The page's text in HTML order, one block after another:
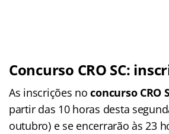
Concurso CRO SC:
As inscrições no concurso CRO
partir das 10 horas desta
outubro) e se encerrarão às 23